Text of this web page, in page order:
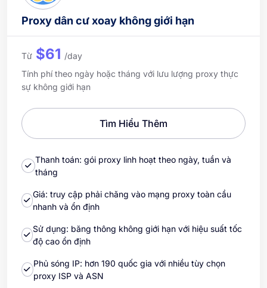
Proxy dân cư xoay không giới hạn
Từ $61 /day
Tính phí theo ngày hoặc tháng với lưu lượng proxy thực
sự không giới hạn
Tìm Hiểu Thêm
Thanh toán: gói proxy linh hoạt theo ngày, tuần và
tháng
Giá: truy cập phải chăng vào mạng proxy toàn cầu
nhanh và ổn định
Sử dụng: băng thông không giới hạn với hiệu suất tốc
độ cao ổn định
Phủ sóng IP: hơn 190 quốc gia với nhiều tùy chọn
proxy ISP và ASN